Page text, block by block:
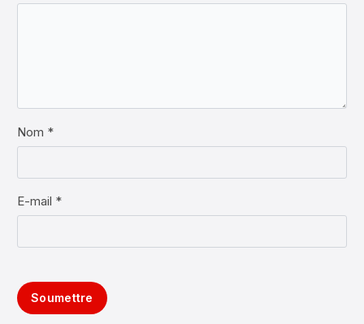
Nom *
E-mail *
Soumettre